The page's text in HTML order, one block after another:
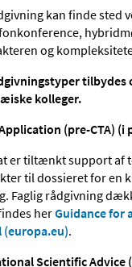
kan finde sted
og
tilbydes
kolleger.
(pre-CTA) (i
er tiltænkt support af
til dossieret for en
Faglig rådgivning
herGuidance for
.
Scientific Advice